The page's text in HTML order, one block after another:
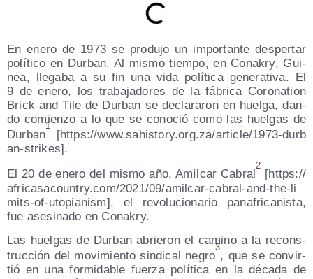
En enero de 1973 se pro­du­jo un impor­tan­te des­per­tar
polí­ti­co en Dur­ban. Al mis­mo tiem­po, en Conakry, Gui­
nea, lle­ga­ba a su fin una vida polí­ti­ca gene­ra­ti­va. El
9 de enero, los tra­ba­ja­do­res de la fábri­ca Coro­na­tion
Brick and Tile de Dur­ban se decla­ra­ron en huel­ga, dan­
do comien­zo a lo que se cono­ció como las huel­gas de
Dur­ban
1
[https://​www​.sahis​tory​.org​.za/​a​r​t​i​c​l​e​/​1​9​7​3​-​d​u​r​b​
a​n​-​s​t​r​i​kes].
El 20 de enero del mis­mo año, Amíl­car Cabral
2
[https://​
afri​ca​sa​country​.com/​2​0​2​1​/​0​9​/​a​m​i​l​c​a​r​-​c​a​b​r​a​l​-​a​n​d​-​t​h​e​-​l​i​
m​i​t​s​-​o​f​-​u​t​o​p​i​a​n​ism], el revo­lu­cio­na­rio pan­afri­ca­nis­ta,
fue ase­si­na­do en Conakry.
Las huel­gas de Dur­ban abrie­ron el camino a la recons­
truc­ción del movi­mien­to sin­di­cal negro
3
, que se con­vir­
tió en una for­mi­da­ble fuer­za polí­ti­ca en la déca­da de